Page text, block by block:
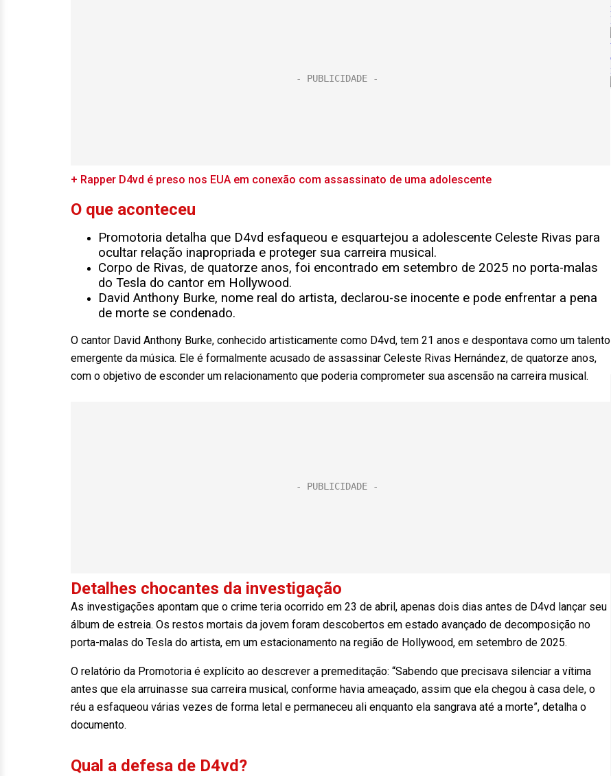
+ Rapper D4vd é preso nos EUA em conexão com assassinato de uma adolescente
O que aconteceu
Promotoria detalha que D4vd esfaqueou e esquartejou a adolescente Celeste Rivas para
ocultar relação inapropriada e proteger sua carreira musical.
Corpo de Rivas, de quatorze anos, foi encontrado em setembro de 2025 no porta-malas
do Tesla do cantor em Hollywood.
David Anthony Burke, nome real do artista, declarou-se inocente e pode enfrentar a pena
de morte se condenado.
O cantor David Anthony Burke, conhecido artisticamente como D4vd, tem 21 anos e despontava como um talento
emergente da música. Ele é formalmente acusado de assassinar Celeste Rivas Hernández, de quatorze anos,
com o objetivo de esconder um relacionamento que poderia comprometer sua ascensão na carreira musical.
Detalhes chocantes da investigação
As investigações apontam que o crime teria ocorrido em 23 de abril, apenas dois dias antes de D4vd lançar seu
álbum de estreia. Os restos mortais da jovem foram descobertos em estado avançado de decomposição no
porta-malas do Tesla do artista, em um estacionamento na região de Hollywood, em setembro de 2025.
O relatório da Promotoria é explícito ao descrever a premeditação: “Sabendo que precisava silenciar a vítima
antes que ela arruinasse sua carreira musical, conforme havia ameaçado, assim que ela chegou à casa dele, o
réu a esfaqueou várias vezes de forma letal e permaneceu ali enquanto ela sangrava até a morte”, detalha o
documento.
Qual a defesa de D4vd?